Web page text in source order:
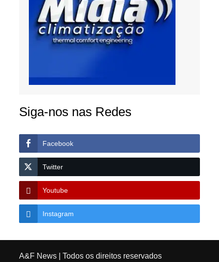
Siga-nos nas Redes
Facebook
Twitter
Youtube
Instagram
A&F News| Todos os direitos reservados